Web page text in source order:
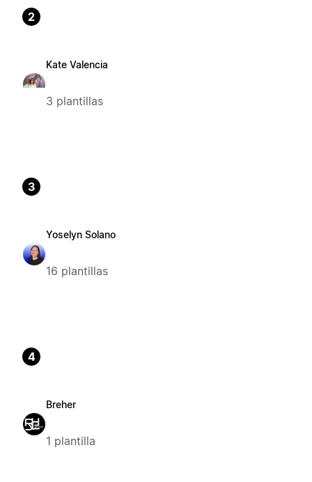
2
Kate Valencia
3 plantillas
3
Yoselyn Solano
16 plantillas
4
Breher
1 plantilla